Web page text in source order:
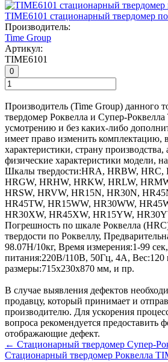
TIME6101 стационарный твердомер
Производитель:
Time Group
Артикул:
TIME6101
0
Производитель (Time Group) данного
твердомер Роквелла и Супер-
усмотрению и без каких-либо
имеет право изменить комплектацию,
характеристики, страну
физические характеристики модели,
Шкалы твердости:HRA, HRBW, HRC,
HRGW, HRHW, HRKW, HRLW,
HRSW, HRVW, HR15N, HR30N,
HR45TW, HR15WW, HR30WW,
HR30XW, HR45XW, HR15YW,
Погрешность по шкале Роквелла
твердости по Роквеллу,
98.07Н/10кг, Время измерения:1-99 сек,
питания:220В/110В, 50Гц, 4A, Вес:120
размеры:715x230x870 мм, и пр.
В случае выявления дефектов
продавцу, который принимает и
производителю. Для ускорения
вопроса рекомендуется предоставить
отображающие дефект.
← Стационарный твердомер Супер-
Стационарный твердомер Роквелла